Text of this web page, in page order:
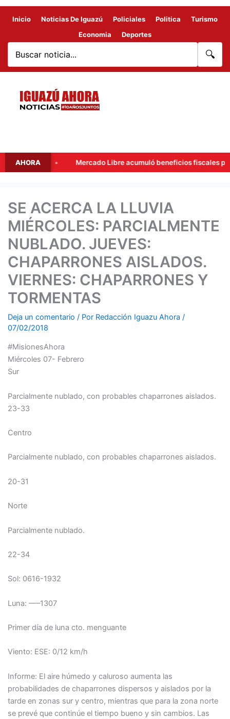
Inicio Noticias De Iguazú Policiales Politica
Turismo
Economia
Deportes
🔍
AHORAMercado Libre acumuló beneficios fiscales por más de
SE ACERCA LA LLUVIA
MIÉRCOLES: PARCIALMENTE
NUBLADO. JUEVES:
CHAPARRONES AISLADOS.
VIERNES: CHAPARRONES Y
TORMENTAS
Deja un comentario / Por Redacción Iguazu Ahora /
07/02/2018
#MisionesAhora
Miércoles 07- Febrero
Sur
Parcialmente nublado, con probables chaparrones aislados.
23-33
Centro
Parcialmente nublado, con probables chaparrones aislados.
20-31
Norte
Parcialmente nublado.
22-34
Sol: 0616-1932
Luna: —–1307
Primer día de luna cto. menguante
Viento: ESE: 0/12 km/h
Informe: El aire húmedo y caluroso aumenta las
probabilidades de chaparrones dispersos y aislados por la
tarde en zonas sur y centro, mientras que para la zona norte
se prevé que continúe el tiempo bueno y sin cambios. Las